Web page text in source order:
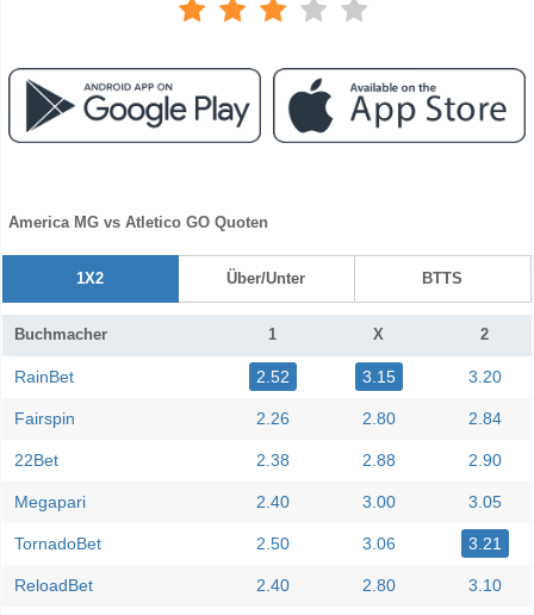
America MG vs Atletico GO Quoten
1X2 Über/Unter BTTS
Buchmacher 1 X 2
RainBet 2.52 3.15 3.20
Fairspin 2.26 2.80 2.84
22Bet 2.38 2.88 2.90
Megapari 2.40 3.00 3.05
TornadoBet 2.50 3.06 3.21
ReloadBet 2.40 2.80 3.10